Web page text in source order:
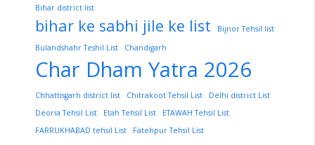
Bihar district list
bihar ke sabhi jile ke list
Bijnor Tehsil list
Bulandshahr Teshil List
Chandigarh
Char Dham Yatra 2026
Chhattisgarh district list Chitrakoot Tehsil List
Delhi district List
Deoria Tehsil List
Etah Tehsil List
ETAWAH Tehsil List
FARRUKHABAD tehsil List
Fatehpur Tehsil List